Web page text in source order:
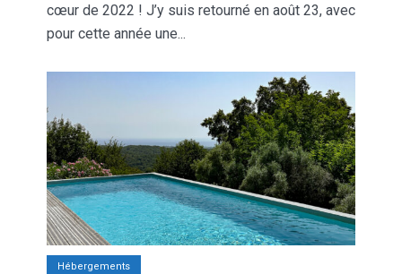
cœur de 2022 ! J’y suis retourné en août 23, avec
pour cette année une...
Hébergements